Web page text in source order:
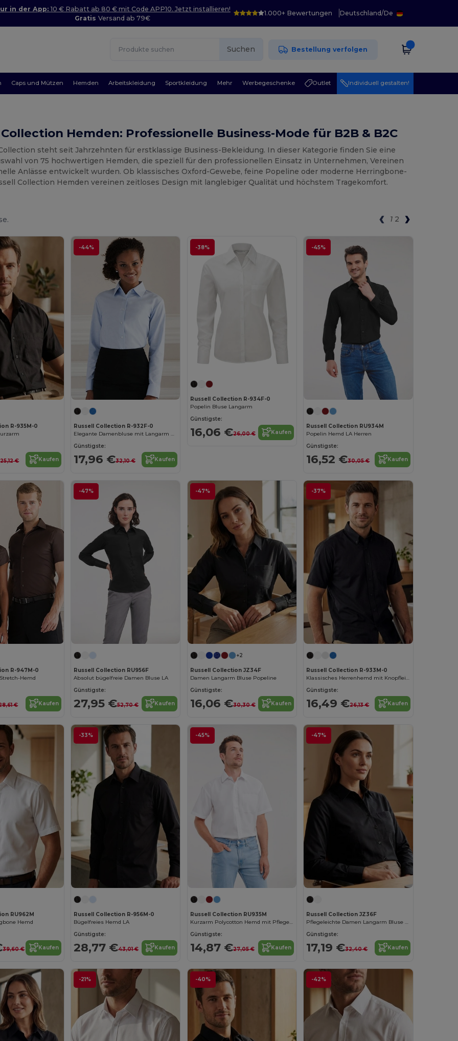
in der App: 10 € Rabatt ab 80 € mit Code APP10. Jetzt installieren!
GratisVersand ab 79€
1.000+ Bewertungen Deutschland/De
Suchen Bestellung verfolgen
Caps und Mützen Hemden Arbeitskleidung Sportkleidung Mehr Werbegeschenke Outlet Individuell gestalten!
Hemden: Professionelle Business-Mode für B2B & B2C
steht seit Jahrzehnten für erstklassige Business-Bekleidung. In dieser Kategorie finden Sie eine
von 75 hochwertigen Hemden, die speziell für den professionellen Einsatz in Unternehmen, Vereinen
Anlässe entwickelt wurden. Ob klassisches Oxford-Gewebe, feine Popeline oder moderne Herringbone-
Collection Hemden vereinen zeitloses Design mit langlebiger Qualität und höchstem Tragekomfort.
1 2
R-935M-0
25,12 € Kaufen
-44%
Russell Collection R-932F-0
Elegante Damenbluse mit Langarm und Taillierung
Günstigste:
17,96 €32,10 € Kaufen
-38%
Russell Collection R-934F-0
Popelin Bluse Langarm
Günstigste:
16,06 €26,00 € Kaufen
-45%
Russell Collection RU934M
Popelin Hemd LA Herren
Günstigste:
16,52 €30,05 € Kaufen
R-947M-0
Hemd
€ Kaufen
-47%
Russell Collection RU956F
Absolut bügelfreie Damen Bluse LA
Günstigste:
27,95 €52,70 € Kaufen
-47%
+2
Russell Collection JZ34F
Damen Langarm Bluse Popeline
Günstigste:
16,06 €30,30 € Kaufen
-37%
Russell Collection R-933M-0
Klassisches Herrenhemd mit Knopfleiste
Günstigste:
16,49 €26,13 € Kaufen
RU962M
Hemd
39,60 € Kaufen
-33%
Russell Collection R-956M-0
Bügelfreies Hemd LA
Günstigste:
28,77 €43,01 € Kaufen
-45%
Russell Collection RU935M
Kurzarm Polycotton Hemd mit Pflegeleichtem Poplin
Günstigste:
14,87 €27,05 € Kaufen
-47%
Russell Collection JZ36F
Pflegeleichte Damen Langarm Bluse aus Baumwolle
Günstigste:
17,19 €32,40 € Kaufen
-21% -40% -42%